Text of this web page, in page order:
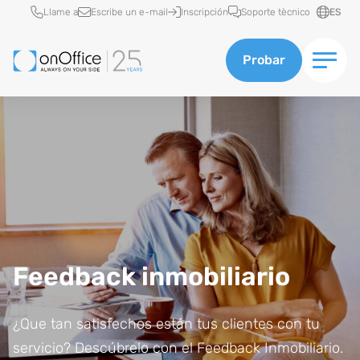
Acceso rápido
Llame a Escribe un e-mail Inscripción Soporte tècnico ES
Probar
Feedback inmobiliario
¿Que tan satisfechos están tus clientes con tu
servicio? Descúbrelo con el Feedback Inmobiliario.